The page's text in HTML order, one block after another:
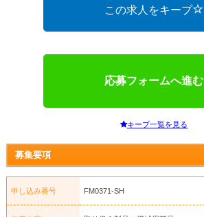
この求人をキープ
応募フォームへ進む
キープ一覧を見る
募集要項
申し込み番号 FM0371-SH